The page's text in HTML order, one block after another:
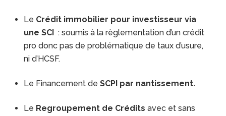
Le Crédit immobilier pour investisseur via
une SCI
: soumis à la règlementation d’un crédit
pro donc pas de problématique de taux d’usure,
ni d’HCSF.
Le Financement deSCPI par nantissement.
Le Regroupement de Créditsavec et sans